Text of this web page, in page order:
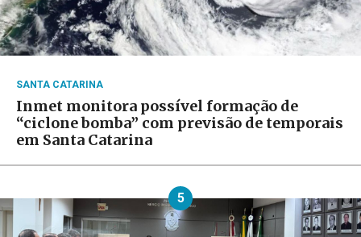
SANTA CATARINA
Inmet monitora possível formação de
“ciclone bomba” com previsão de temporais
em Santa Catarina
5